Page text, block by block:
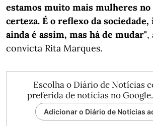
estamos muito mais mulheres no
certeza. É o reflexo da
ainda é assim, mas há de mudar",
convicta Rita Marques.
Escolha o Diário de Notícias
preferida de notícias no Google.
Adicionar o Diário de Notícias